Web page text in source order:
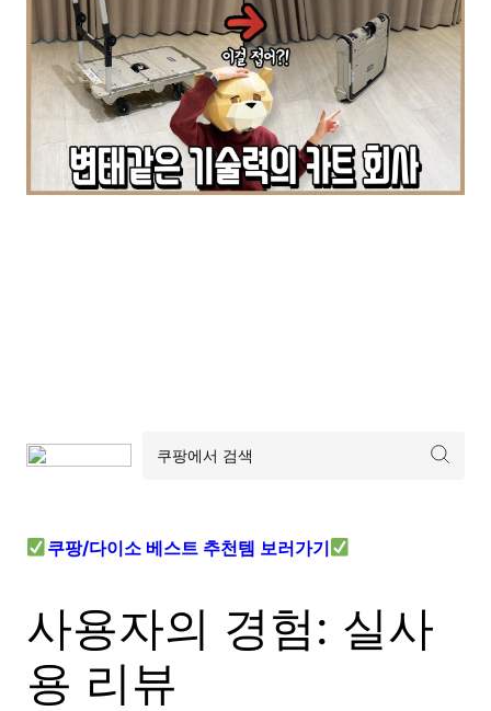
쿠팡/다이소 베스트 추천템 보러가기
사용자의 경험: 실사
용 리뷰